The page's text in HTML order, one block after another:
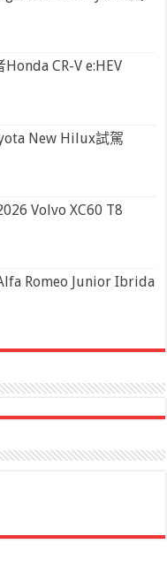
CR-V e:HEV
New Hilux試駕
Volvo XC60 T8
Romeo Junior Ibrida